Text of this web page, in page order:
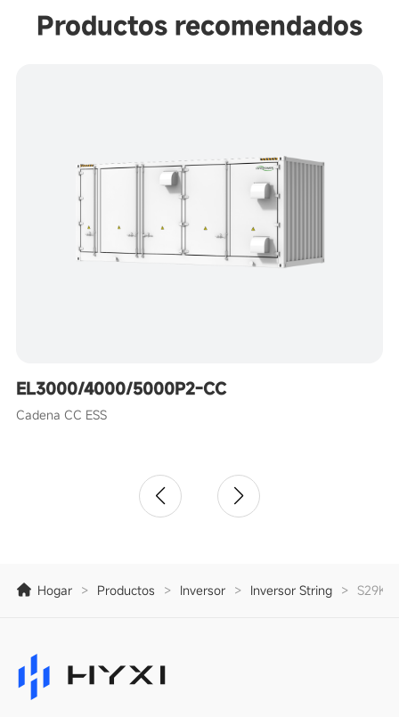
Productos recomendados
EL3000/4000/5000P2-CC
Cadena CC ESS
Hogar > Productos > Inversor > Inversor String >